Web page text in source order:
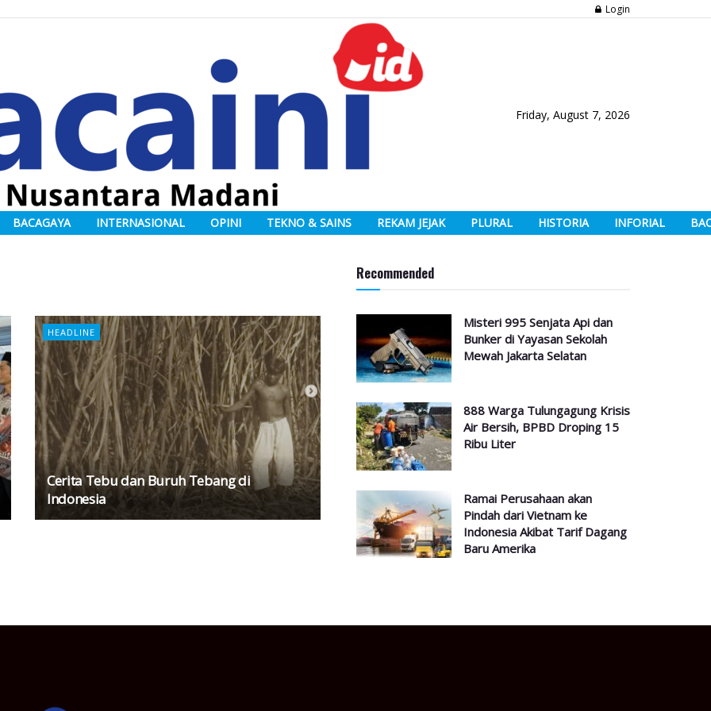
Login
Friday, August 7, 2026
BACAGAYA INTERNASIONAL OPINI TEKNO & SAINS REKAM JEJAK PLURAL HISTORIA INFORIAL
HEADLINE
Cerita Tebu dan Buruh Tebang di
Indonesia
Recommended
Misteri 995 Senjata Api dan
Bunker di Yayasan Sekolah
Mewah Jakarta Selatan
888 Warga Tulungagung Krisis
Air Bersih, BPBD Droping 15
Ribu Liter
Ramai Perusahaan akan
Pindah dari Vietnam ke
Indonesia Akibat Tarif Dagang
Baru Amerika